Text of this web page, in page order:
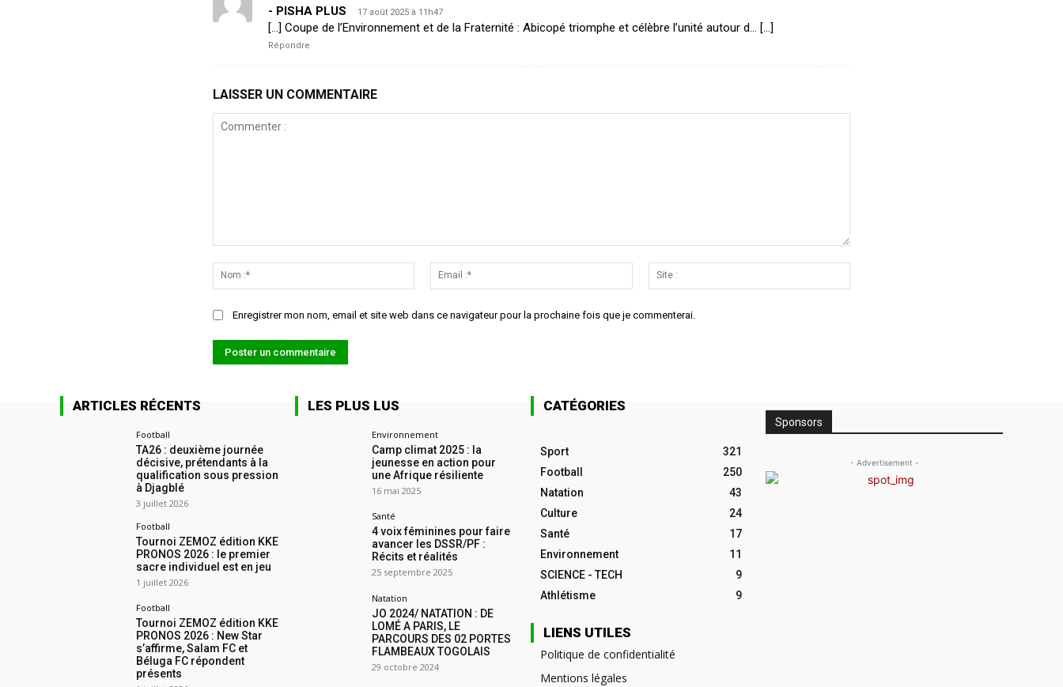
- PISHA PLUS
17 août 2025 à 11h47
[…] Coupe de l’Environnement et de la Fraternité : Abicopé triomphe et célèbre l’unité autour d… […]
Répondre
LAISSER UN COMMENTAIRE
:*
Email
:*
:
Enregistrer mon nom, email et site web dans ce navigateur pour la prochaine fois que je commenterai.
ARTICLES RÉCENTS
Football
TA26 : deuxième journée
décisive, prétendants à la
qualification sous pression
à Djagblé
3 juillet 2026
Football
Tournoi ZEMOZ édition KKE
PRONOS 2026 : le premier
sacre individuel est en jeu
1 juillet 2026
Football
Tournoi ZEMOZ édition KKE
PRONOS 2026 : New Star
s’affirme, Salam FC et
Béluga FC répondent
présents
LES PLUS LUS
Environnement
Camp climat 2025 : la
jeunesse en action pour
une Afrique résiliente
16 mai 2025
Santé
4 voix féminines pour faire
avancer les DSSR/PF :
Récits et réalités
25 septembre 2025
Natation
JO 2024/ NATATION : DE
LOMÉ A PARIS, LE
PARCOURS DES 02 PORTES
FLAMBEAUX TOGOLAIS
29 octobre 2024
CATÉGORIES
Sport
321
Football
250
Natation
43
Culture
24
Santé
17
Environnement
11
SCIENCE - TECH
9
Athlétisme
9
LIENS UTILES
Politique de confidentialité
Mentions légales
Sponsors
- Advertisement -